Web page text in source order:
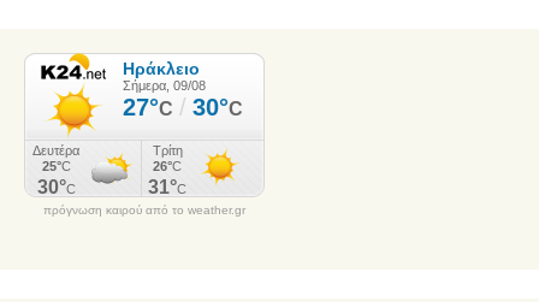
πρόγνωση καιρού από το weather.gr